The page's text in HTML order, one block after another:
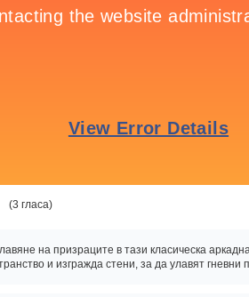
(3 гласа)
на призраците в тази класическа
и изгражда стени, за да улавят гневни